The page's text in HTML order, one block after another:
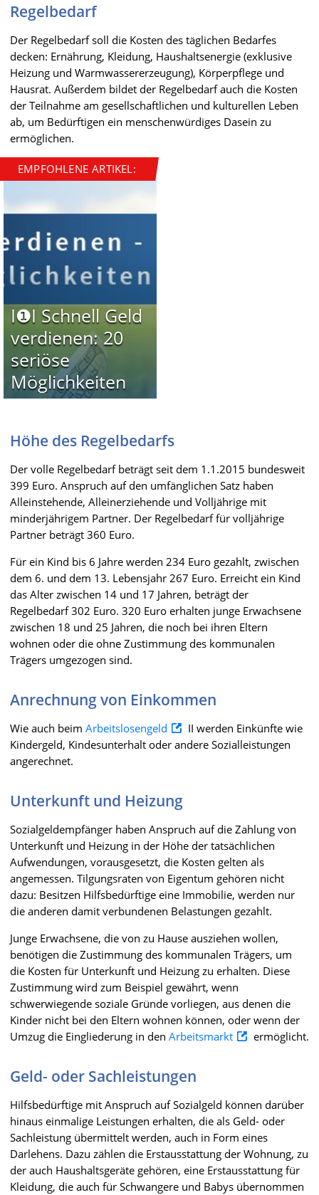
Regelbedarf
Der Regelbedarf soll die Kosten des täglichen Bedarfes
decken: Ernährung, Kleidung, Haushaltsenergie (exklusive
Heizung und Warmwassererzeugung), Körperpflege und
Hausrat. Außerdem bildet der Regelbedarf auch die Kosten
der Teilnahme am gesellschaftlichen und kulturellen Leben
ab, um Bedürftigen ein menschenwürdiges Dasein zu
ermöglichen.
EMPFOHLENE ARTIKEL:
I❶I Schnell Geld
verdienen: 20
seriöse
Möglichkeiten
Höhe des Regelbedarfs
Der volle Regelbedarf beträgt seit dem 1.1.2015 bundesweit
399 Euro. Anspruch auf den umfänglichen Satz haben
Alleinstehende, Alleinerziehende und Volljährige mit
minderjährigem Partner. Der Regelbedarf für volljährige
Partner beträgt 360 Euro.
Für ein Kind bis 6 Jahre werden 234 Euro gezahlt, zwischen
dem 6. und dem 13. Lebensjahr 267 Euro. Erreicht ein Kind
das Alter zwischen 14 und 17 Jahren, beträgt der
Regelbedarf 302 Euro. 320 Euro erhalten junge Erwachsene
zwischen 18 und 25 Jahren, die noch bei ihren Eltern
wohnen oder die ohne Zustimmung des kommunalen
Trägers umgezogen sind.
Anrechnung von Einkommen
Wie auch beim Arbeitslosengeld
II werden Einkünfte wie
Kindergeld, Kindesunterhalt oder andere Sozialleistungen
angerechnet.
Unterkunft und Heizung
Sozialgeldempfänger haben Anspruch auf die Zahlung von
Unterkunft und Heizung in der Höhe der tatsächlichen
Aufwendungen, vorausgesetzt, die Kosten gelten als
angemessen. Tilgungsraten von Eigentum gehören nicht
dazu: Besitzen Hilfsbedürftige eine Immobilie, werden nur
die anderen damit verbundenen Belastungen gezahlt.
Junge Erwachsene, die von zu Hause ausziehen wollen,
benötigen die Zustimmung des kommunalen Trägers, um
die Kosten für Unterkunft und Heizung zu erhalten. Diese
Zustimmung wird zum Beispiel gewährt, wenn
schwerwiegende soziale Gründe vorliegen, aus denen die
Kinder nicht bei den Eltern wohnen können, oder wenn der
Umzug die Eingliederung in den Arbeitsmarkt ermöglicht.
Geld- oder Sachleistungen
Hilfsbedürftige mit Anspruch auf Sozialgeld können darüber
hinaus einmalige Leistungen erhalten, die als Geld- oder
Sachleistung übermittelt werden, auch in Form eines
Darlehens. Dazu zählen die Erstausstattung der Wohnung, zu
der auch Haushaltsgeräte gehören, eine Erstausstattung für
Kleidung, die auch für Schwangere und Babys übernommen